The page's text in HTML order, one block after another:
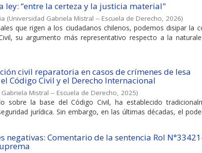
ley: “entre la certeza y la justicia material"
(Universidad Gabriela Mistral -- Escuela de Derecho, 2026)
que rigen a los ciudadanos chilenos, podemos disipar la
su argumento más representativo respecto a la
civil reparatoria en casos de crímenes de lesa
Código Civil y el Derecho Internacional
Mistral -- Escuela de Derecho, 2025)
sobre la base del Código Civil, ha establecido
jurídica. Sin embargo, en las últimas décadas, el
Comentario de la sentencia Rol